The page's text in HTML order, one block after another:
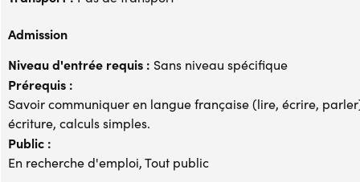
Admission
Niveau d'entrée requis : Sans niveau spécifique
Prérequis :
Savoir communiquer en langue française (lire, écrire,
écriture, calculs simples.
Public :
En recherche d'emploi, Tout public